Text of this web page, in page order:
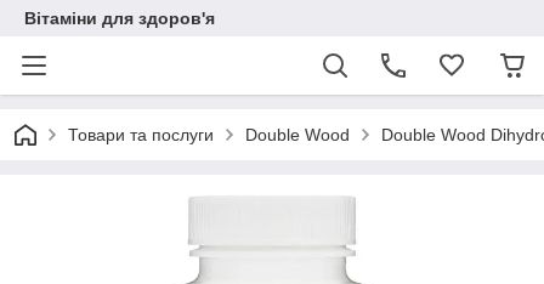
Вітаміни для здоров'я
Товари та послуги Double Wood Double Wood